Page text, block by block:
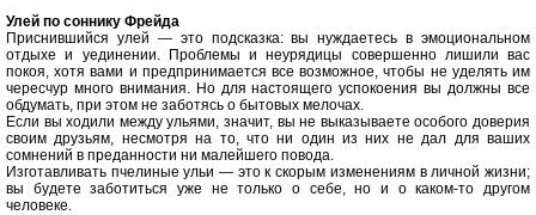
Улей по соннику Фрейда
Приснившийся улей — это подсказка: вы нуждаетесь в эмоциональном
отдыхе и уединении. Проблемы и неурядицы совершенно лишили вас
покоя, хотя вами и предпринимается все возможное, чтобы не уделять им
чересчур много внимания. Но для настоящего успокоения вы должны все
обдумать, при этом не заботясь о бытовых мелочах.
Если вы ходили между ульями, значит, вы не выказываете особого доверия
своим друзьям, несмотря на то, что ни один из них не дал для ваших
сомнений в преданности ни малейшего повода.
Изготавливать пчелиные ульи — это к скорым изменениям в личной жизни;
вы будете заботиться уже не только о себе, но и о каком-то другом
человеке.